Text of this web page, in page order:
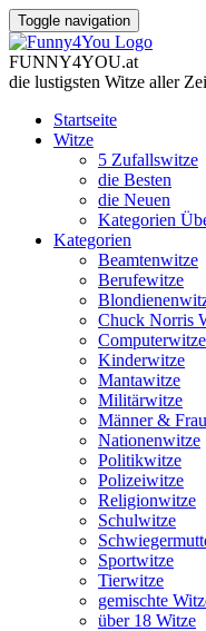
Toggle navigation
FUNNY4YOU.at
die lustigsten Witze aller
Startseite
Witze
5 Zufallswitze
die Besten
die Neuen
Kategorien
Kategorien
Beamtenwitze
Berufewitze
Chuck Norris
Computerwitze
Kinderwitze
Mantawitze
Militärwitze
Männer &
Nationenwitze
Politikwitze
Polizeiwitze
Religionwitze
Schulwitze
Sportwitze
Tierwitze
gemischte
über 18 Witze